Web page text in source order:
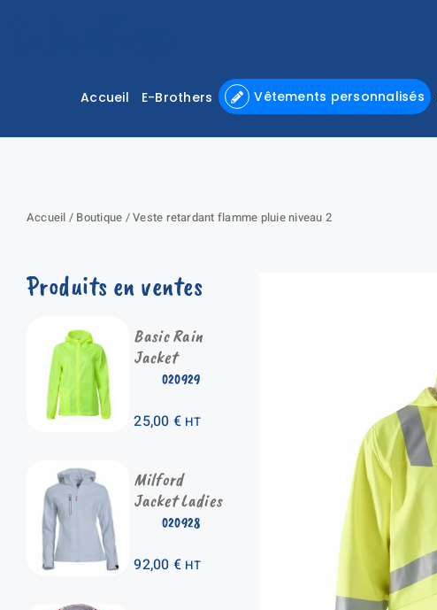
Accueil E-Brothers Vêtements personnalisés
Accueil / Boutique /Veste retardant flamme pluie niveau 2
Produits en ventes
020929
Basic Rain
Jacket
25,00 € HT
020928
Milford
Jacket Ladies
92,00 € HT